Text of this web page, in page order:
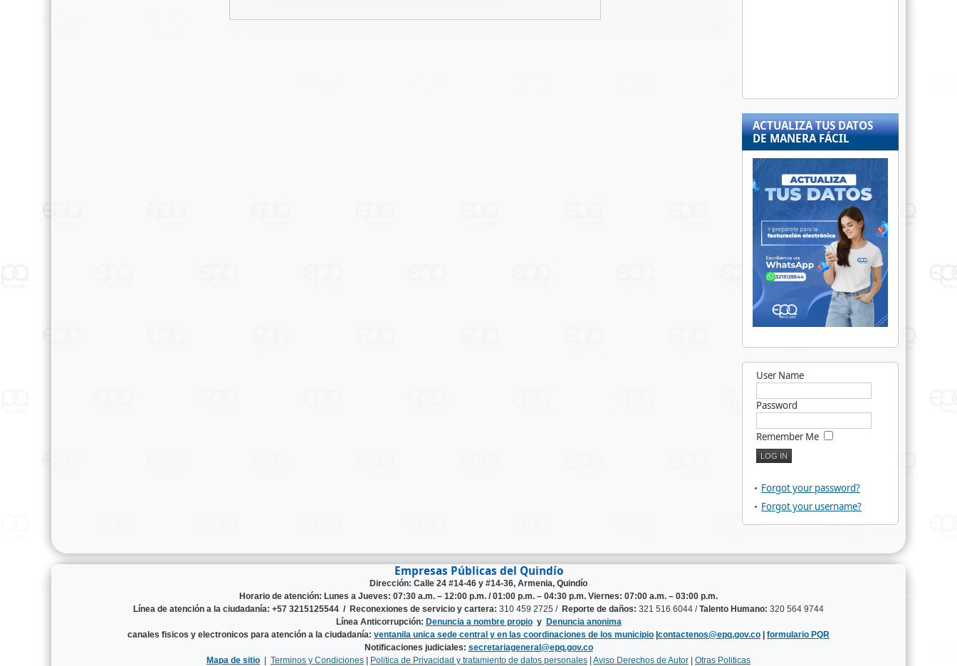
ACTUALIZA TUS DATOS
DE MANERA FÁCIL
User Name
Password
Remember Me
Forgot your password?
Forgot your username?
Empresas Públicas del Quindío
Dirección: Calle 24 #14-46 y #14-36, Armenia, Quindío
Horario de atención: Lunes a Jueves: 07:30 a.m. – 12:00 p.m. / 01:00 p.m. – 04:30 p.m. Viernes: 07:00 a.m. – 03:00 p.m.
Línea de atención a la ciudadanía: +57 3215125544 / Reconexiones de servicio y cartera: 310 459 2725 / Reporte de daños: 321 516 6044 /Talento Humano: 320 564 9744
Línea Anticorrupción: Denuncia a nombre propioy Denuncia anonima
canales fisicos y electronicos para atención a la ciudadanía: ventanila unica sede central y en las coordinaciones de los municipio contactenos@epq.gov.co
formulario PQR
Notificaciones judiciales: secretariageneral@epq.gov.co
Mapa de sitio
Terminos y Condiciones Politica de Privacidad y tratamiento de datos personales Aviso Derechos de Autor Otras Politicas